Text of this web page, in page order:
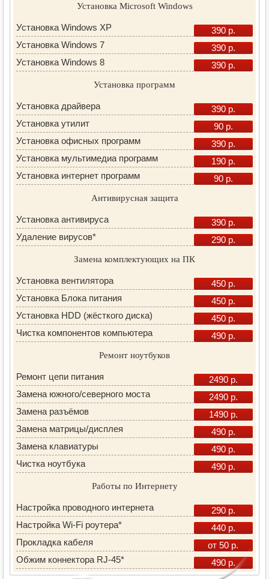
Установка Microsoft Windows
Установка Windows XP
390 р.
Установка Windows 7
390 р.
Установка Windows 8
390 р.
Установка программ
Установка драйвера
390 р.
Установка утилит
90 р.
Установка офисных программ
390 р.
Установка мультимедиа программ
190 р.
Установка интернет программ
90 р.
Антивирусная защита
Установка антивируса
390 р.
Удаление вирусов*
290 р.
Замена комплектующих на ПК
Установка вентилятора
450 р.
Установка Блока питания
450 р.
Установка HDD (жёсткого диска)
450 р.
Чистка компонентов компьютера
490 р.
Ремонт ноутбуков
Ремонт цепи питания
2490 р.
Замена южного/северного моста
2490 р.
Замена разъёмов
1490 р.
Замена матрицы/дисплея
490 р.
Замена клавиатуры
490 р.
Чистка ноутбука
490 р.
Работы по Интернету
Настройка проводного интернета
290 р.
Настройка Wi-Fi роутера*
440 р.
Прокладка кабеля
от 50 р.
Обжим коннектора RJ-45*
490 р.